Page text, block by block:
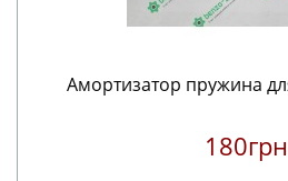
Амортизатор пружина